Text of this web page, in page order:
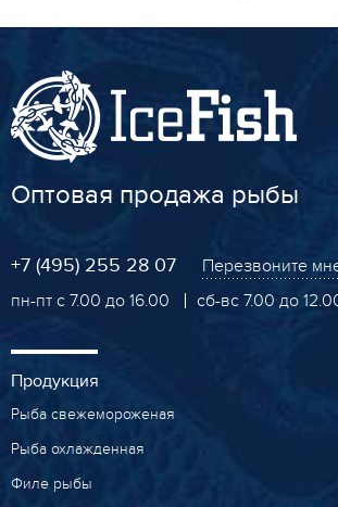
Оптовая продажа рыбы
+7 (495) 255 28 07
Перезвоните
пн-пт с 7.00 до 16.00
сб-вс 7.00 до
Продукция
Рыба свежемороженая
Рыба охлажденная
Филе рыбы